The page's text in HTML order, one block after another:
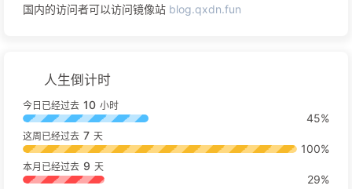
国内的访问者可以访问镜像站 blog.qxdn.fun
人生倒计时
今日已经过去 10 小时
45%
这周已经过去 7 天
100%
本月已经过去 9 天
29%